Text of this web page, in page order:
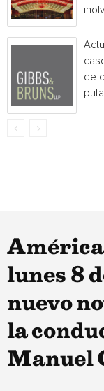
de
América
lunes 8
nuevo
la
Manuel